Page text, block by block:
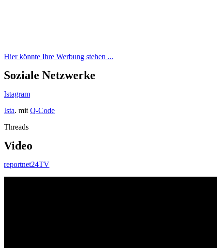
Hier könnte Ihre Werbung stehen ...
Soziale Netzwerke
Istagram
Ista. mit Q-Code
Threads
Video
reportnet24TV